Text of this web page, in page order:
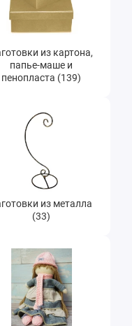
(21)
(48)
ткани (23)
из картона,
папье-маше и
пенопласта (139)
из металла
(33)